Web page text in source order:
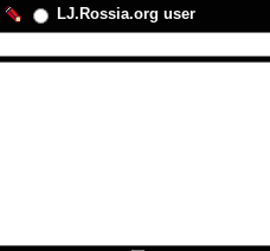
LJ.Rossia.org user